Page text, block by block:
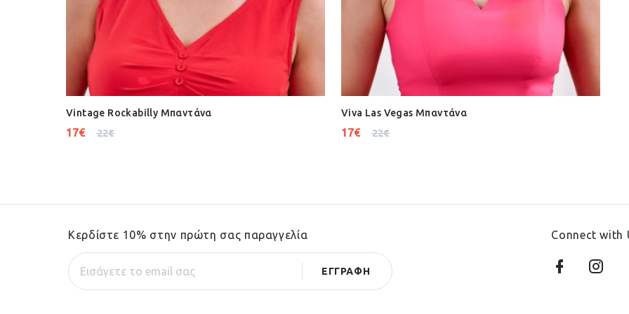
Vintage Rockabilly Μπαντάνα
22€
17€
Viva Las Vegas Μπαντάνα
22€
17€
Κερδίστε 10% στην πρώτη σας παραγγελία Connect with